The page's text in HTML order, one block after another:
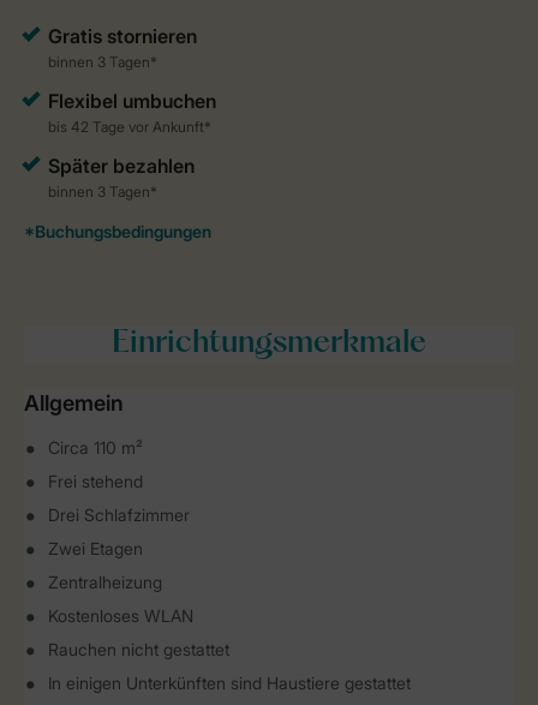
Einrichtungsmerkmale
Allgemein
Circa 110 m²
Frei stehend
Drei Schlafzimmer
Zwei Etagen
Zentralheizung
Kostenloses WLAN
Rauchen nicht gestattet
In einigen Unterkünften sind Haustiere gestattet